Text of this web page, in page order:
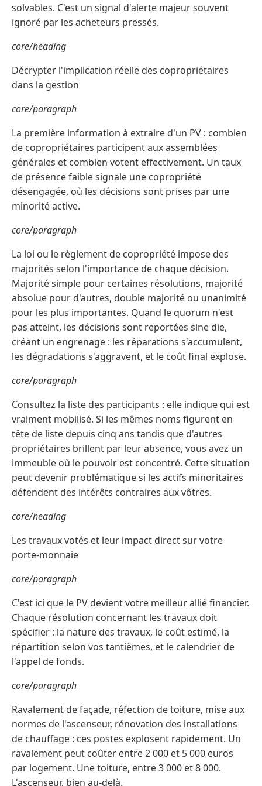
solvables. C'est un signal d'alerte majeur souvent
ignoré par les acheteurs pressés.
core/heading
Décrypter l'implication réelle des copropriétaires
dans la gestion
core/paragraph
La première information à extraire d'un PV : combien
de copropriétaires participent aux assemblées
générales et combien votent effectivement. Un taux
de présence faible signale une copropriété
désengagée, où les décisions sont prises par une
minorité active.
core/paragraph
La loi ou le règlement de copropriété impose des
majorités selon l'importance de chaque décision.
Majorité simple pour certaines résolutions, majorité
absolue pour d'autres, double majorité ou unanimité
pour les plus importantes. Quand le quorum n'est
pas atteint, les décisions sont reportées sine die,
créant un engrenage : les réparations s'accumulent,
les dégradations s'aggravent, et le coût final explose.
core/paragraph
Consultez la liste des participants : elle indique qui est
vraiment mobilisé. Si les mêmes noms figurent en
tête de liste depuis cinq ans tandis que d'autres
propriétaires brillent par leur absence, vous avez un
immeuble où le pouvoir est concentré. Cette situation
peut devenir problématique si les actifs minoritaires
défendent des intérêts contraires aux vôtres.
core/heading
Les travaux votés et leur impact direct sur votre
porte-monnaie
core/paragraph
C'est ici que le PV devient votre meilleur allié financier.
Chaque résolution concernant les travaux doit
spécifier : la nature des travaux, le coût estimé, la
répartition selon vos tantièmes, et le calendrier de
l'appel de fonds.
core/paragraph
Ravalement de façade, réfection de toiture, mise aux
normes de l'ascenseur, rénovation des installations
de chauffage : ces postes explosent rapidement. Un
ravalement peut coûter entre 2 000 et 5 000 euros
par logement. Une toiture, entre 3 000 et 8 000.
L'ascenseur, bien au-delà.